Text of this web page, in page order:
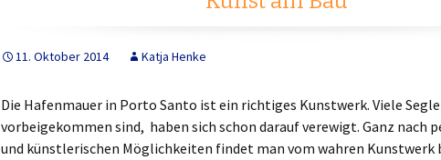
11. Oktober 2014 Katja Henke
Die Hafenmauer in Porto Santo ist ein richtiges Kunstwerk. Viele
vorbeigekommen sind, haben sich schon darauf verewigt. Ganz nach
und künstlerischen Möglichkeiten findet man vom wahren Kunstwerk